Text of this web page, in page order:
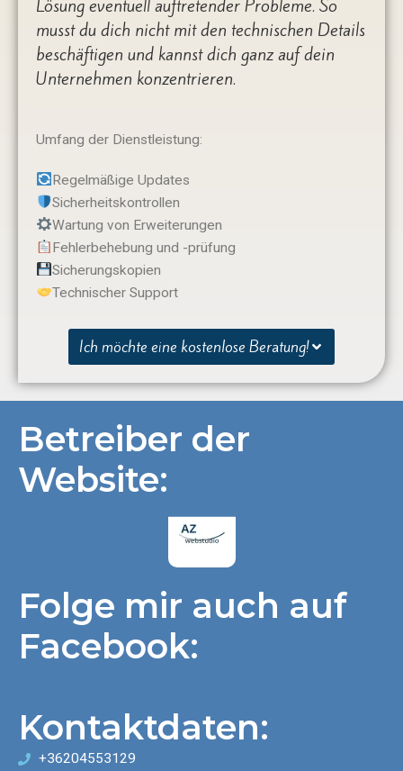
Lösung eventuell auftretender Probleme. So
musst du dich nicht mit den technischen Details
beschäftigen und kannst dich ganz auf dein
Unternehmen konzentrieren.
Umfang der Dienstleistung:
Regelmäßige Updates
Sicherheitskontrollen
Wartung von Erweiterungen
Fehlerbehebung und -prüfung
Sicherungskopien
Technischer Support
Ich möchte eine kostenlose Beratung!
Betreiber der
Website:
Folge mir auch auf
Facebook:
This content is blocked until you accept the required
cookies.
Kontaktdaten:
+36204553129